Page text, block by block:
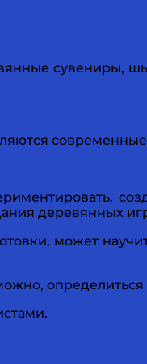
сувениры,
деревянных
может